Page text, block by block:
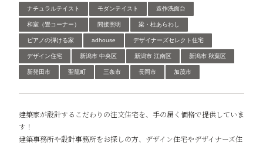
ナチュラルテイスト モダンテイスト 造作洗面台
和室（畳コーナー） 間接照明 梁・柱あらわし
ピアノの弾ける家 adhouse デザイナーズセレクト住宅
デザイン住宅 新潟市 中央区 新潟市 江南区 新潟市 秋葉区
新発田市 聖籠町 三条市 長岡市 加茂市
建築家が設計するこだわりの注文住宅を、手の届く価格で提供していま
す！
建築事務所や設計事務所をお探しの方、デザイン住宅やデザイナーズ住